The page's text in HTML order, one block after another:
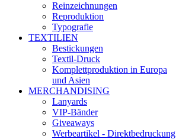
Reinzeichnungen
Reproduktion
Typografie
TEXTILIEN
Bestickungen
Textil-Druck
Komplettproduktion in Europa
und Asien
MERCHANDISING
Lanyards
VIP-Bänder
Giveaways
Werbeartikel - Direktbedruckung